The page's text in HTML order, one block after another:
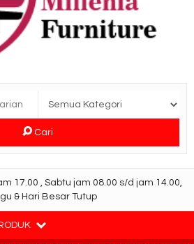
Cari
17.00 , Sabtu jam 08.00 s/d jam 14.00,
& Hari Besar Tutup